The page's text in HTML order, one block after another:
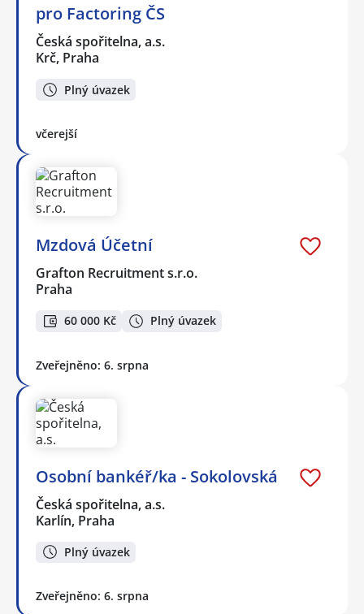
pro Factoring ČS
Česká spořitelna, a.s.
Krč, Praha
Plný úvazek
včerejší
Mzdová Účetní
Grafton Recruitment s.r.o.
Praha
60 000 Kč Plný úvazek
Zveřejněno: 6. srpna
Osobní bankéř/ka - Sokolovská
Česká spořitelna, a.s.
Karlín, Praha
Plný úvazek
Zveřejněno: 6. srpna